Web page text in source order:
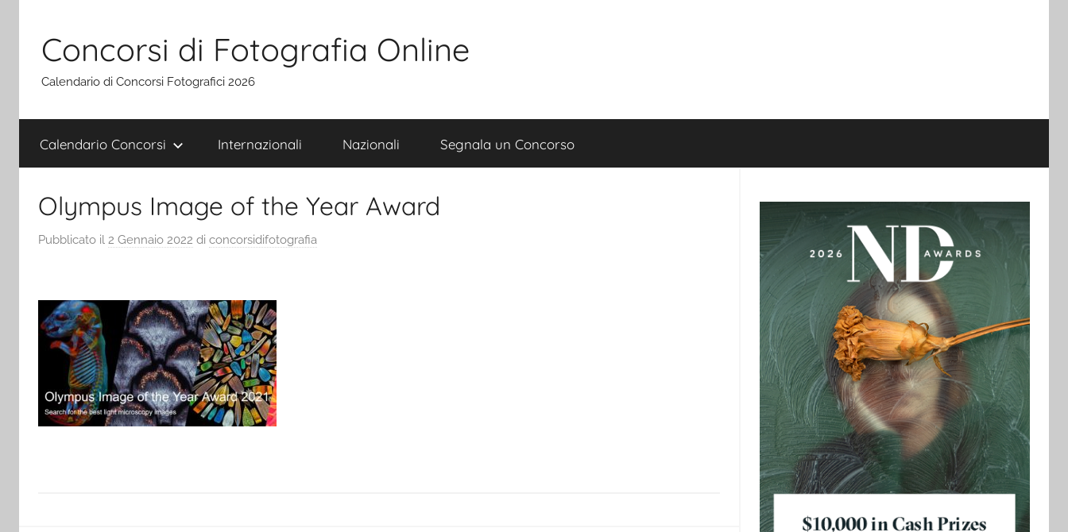
contenuto
Concorsi di Fotografia Online
Calendario di Concorsi Fotografici 2026
Calendario Concorsi Internazionali Nazionali Segnala un Concorso
Olympus Image of the Year Award
Pubblicato il 2 Gennaio 2022 di concorsidifotografia